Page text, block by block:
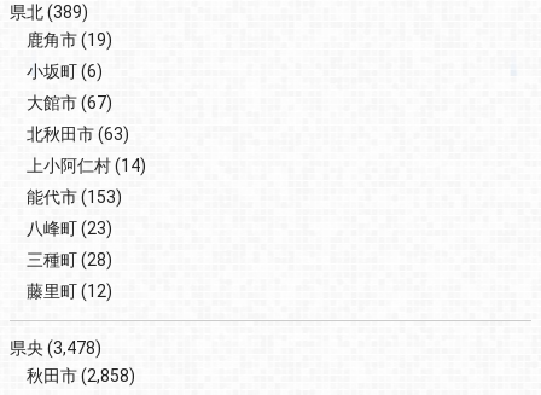
県北(389)
鹿角市(19)
小坂町(6)
大館市(67)
北秋田市(63)
上小阿仁村(14)
能代市(153)
八峰町(23)
三種町(28)
藤里町(12)
県央 (3,478)
秋田市(2,858)